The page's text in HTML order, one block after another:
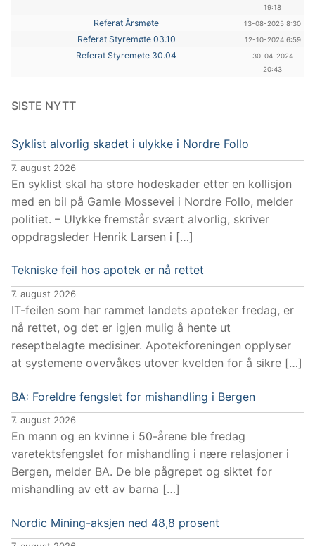
19:18
Referat Årsmøte 13-08-2025 8:30
Referat Styremøte 03.10 12-10-2024 6:59
Referat Styremøte 30.04
30-04-2024
20:43
SISTE NYTT
Syklist alvorlig skadet i ulykke i Nordre Follo
7. august 2026
En syklist skal ha store hodeskader etter en kollisjon
med en bil på Gamle Mossevei i Nordre Follo, melder
politiet. – Ulykke fremstår svært alvorlig, skriver
oppdragsleder Henrik Larsen i […]
Tekniske feil hos apotek er nå rettet
7. august 2026
IT-feilen som har rammet landets apoteker fredag, er
nå rettet, og det er igjen mulig å hente ut
reseptbelagte medisiner. Apotekforeningen opplyser
at systemene overvåkes utover kvelden for å sikre […]
BA: Foreldre fengslet for mishandling i Bergen
7. august 2026
En mann og en kvinne i 50-årene ble fredag
varetektsfengslet for mishandling i nære relasjoner i
Bergen, melder BA. De ble pågrepet og siktet for
mishandling av ett av barna […]
Nordic Mining-aksjen ned 48,8 prosent